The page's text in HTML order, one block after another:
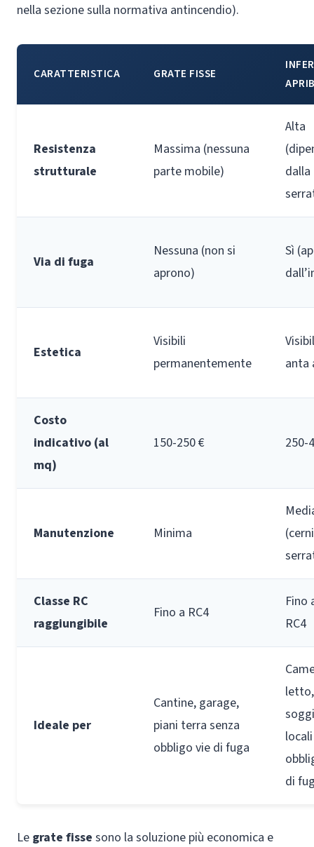
nella sezione sulla normativa antincendio).
CARATTERISTICA GRATE FISSE
Resistenza
strutturale
Massima (nessuna
parte mobile)
Alta
dalla
Via di fuga
Nessuna (non si
aprono)
Sì
Estetica
Visibili
permanentemente
anta
Costo
indicativo (al
mq)
150-250 € 250-
Manutenzione Minima
Classe RC
raggiungibile
Fino a RC4
Fino
RC4
Ideale per
Cantine, garage,
piani terra senza
obbligo vie di fuga
letto,
di
Le grate fisse sono la soluzione più economica e